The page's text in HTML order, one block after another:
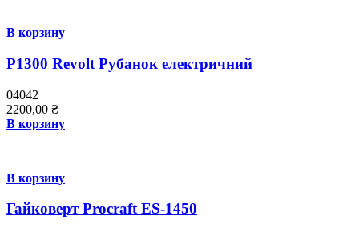
В корзину
P1300 Revolt Рубанок електричний
04042
2200,00 ₴
В корзину
В корзину
Гайковерт Procraft ES-1450